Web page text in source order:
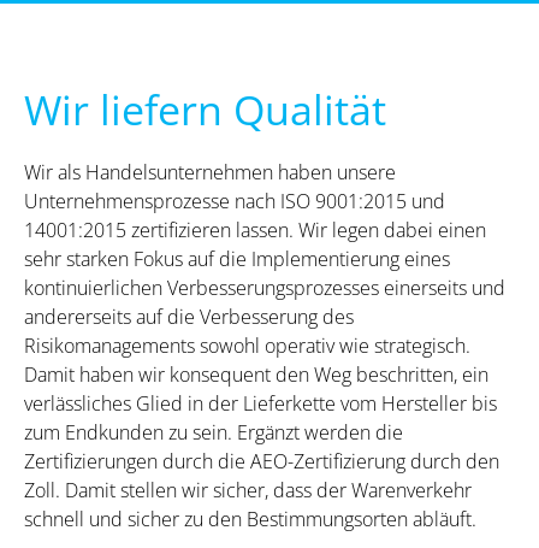
Wir liefern Qualität
Wir als Handelsunternehmen haben unsere
Unternehmensprozesse nach ISO 9001:2015 und
14001:2015 zertifizieren lassen. Wir legen dabei einen
sehr starken Fokus auf die Implementierung eines
kontinuierlichen Verbesserungsprozesses einerseits und
andererseits auf die Verbesserung des
Risikomanagements sowohl operativ wie strategisch.
Damit haben wir konsequent den Weg beschritten, ein
verlässliches Glied in der Lieferkette vom Hersteller bis
zum Endkunden zu sein. Ergänzt werden die
Zertifizierungen durch die AEO-Zertifizierung durch den
Zoll. Damit stellen wir sicher, dass der Warenverkehr
schnell und sicher zu den Bestimmungsorten abläuft.